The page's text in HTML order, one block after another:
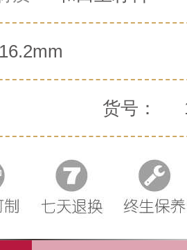
货号：